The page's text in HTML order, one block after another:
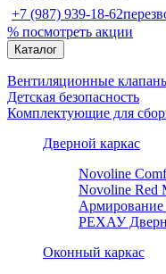
+7 (987) 939-18-62
% посмотреть акции
Каталог
Вентиляционные
Детская безопасность
Комплектующие для
Дверной каркас
Novoline
Novoline Red
РЕХАУ
Оконный каркас